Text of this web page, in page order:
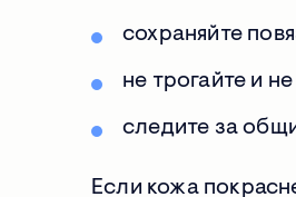
сохраняйте
не трогайте и
следите за
Если кожа